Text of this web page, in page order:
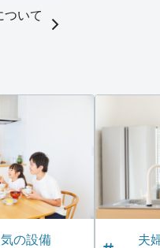
ついて
の設備 夫